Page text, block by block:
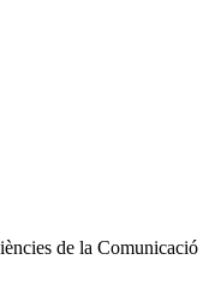
de la Comunicació